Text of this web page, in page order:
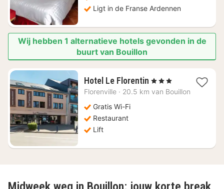
Ligt in de Franse Ardennen
Wij hebben 1 alternatieve hotels gevonden in de
buurt van Bouillon
Hotel Le Florentin 4
nachten
, 3 Sterren
Florenville · 20.5 km van Bouillon
Gratis Wi-Fi
Restaurant
Lift